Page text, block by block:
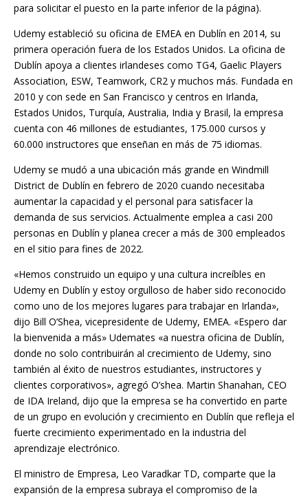
para solicitar el puesto en la parte inferior de la página).
Udemy estableció su oficina de EMEA en Dublín en 2014, su
primera operación fuera de los Estados Unidos. La oficina de
Dublín apoya a clientes irlandeses como TG4, Gaelic Players
Association, ESW, Teamwork, CR2 y muchos más. Fundada en
2010 y con sede en San Francisco y centros en Irlanda,
Estados Unidos, Turquía, Australia, India y Brasil, la empresa
cuenta con 46 millones de estudiantes, 175.000 cursos y
60.000 instructores que enseñan en más de 75 idiomas.
Udemy se mudó a una ubicación más grande en Windmill
District de Dublín en febrero de 2020 cuando necesitaba
aumentar la capacidad y el personal para satisfacer la
demanda de sus servicios. Actualmente emplea a casi 200
personas en Dublín y planea crecer a más de 300 empleados
en el sitio para fines de 2022.
«Hemos construido un equipo y una cultura increíbles en
Udemy en Dublín y estoy orgulloso de haber sido reconocido
como uno de los mejores lugares para trabajar en Irlanda»,
dijo Bill O’Shea, vicepresidente de Udemy, EMEA. «Espero dar
la bienvenida a más» Udemates «a nuestra oficina de Dublín,
donde no solo contribuirán al crecimiento de Udemy, sino
también al éxito de nuestros estudiantes, instructores y
clientes corporativos», agregó O’shea. Martin Shanahan, CEO
de IDA Ireland, dijo que la empresa se ha convertido en parte
de un grupo en evolución y crecimiento en Dublín que refleja el
fuerte crecimiento experimentado en la industria del
aprendizaje electrónico.
El ministro de Empresa, Leo Varadkar TD, comparte que la
expansión de la empresa subraya el compromiso de la